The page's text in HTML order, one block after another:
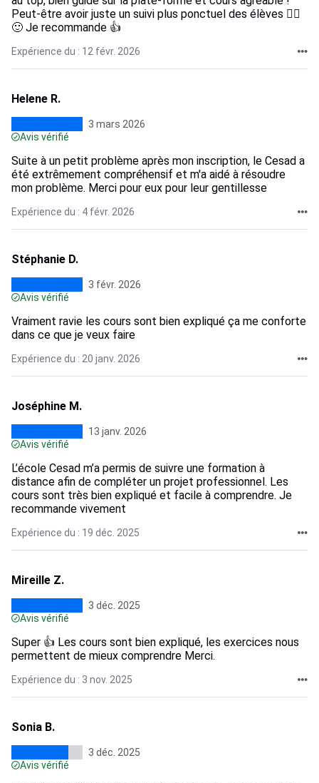
Peut-être avoir juste un suivi plus ponctuel des élèves 🤷‍♀️
🙂 Je recommande 👍
Expérience du : 12 févr. 2026
Helene R.
3 mars 2026
Avis vérifié
Suite à un petit problème après mon inscription, le Cesad a
été extrêmement compréhensif et m'a aidé à résoudre
mon problème. Merci pour eux pour leur gentillesse
Expérience du : 4 févr. 2026
Stéphanie D.
3 févr. 2026
Avis vérifié
Vraiment ravie les cours sont bien expliqué ça me conforte
dans ce que je veux faire
Expérience du : 20 janv. 2026
Joséphine M.
13 janv. 2026
Avis vérifié
L’école Cesad m’a permis de suivre une formation à
distance afin de compléter un projet professionnel. Les
cours sont très bien expliqué et facile à comprendre. Je
recommande vivement
Expérience du : 19 déc. 2025
Mireille Z.
3 déc. 2025
Avis vérifié
Super 👍 Les cours sont bien expliqué, les exercices nous
permettent de mieux comprendre Merci.
Expérience du : 3 nov. 2025
Sonia B.
3 déc. 2025
Avis vérifié